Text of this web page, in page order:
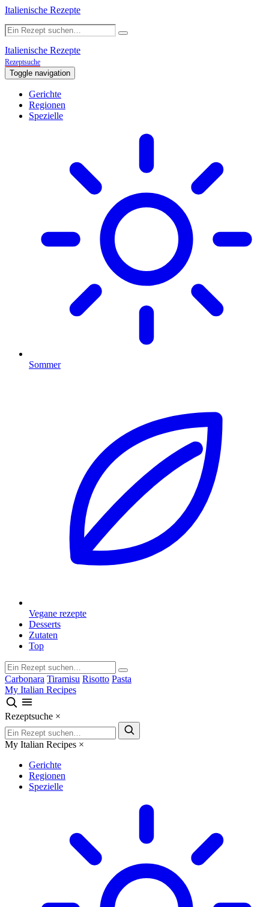
Italienische Rezepte
Italienische Rezepte
Rezeptsuche
Toggle navigation
Gerichte
Regionen
Spezielle
Sommer
Vegane rezepte
Desserts
Zutaten
Top
Carbonara Tiramisu Risotto Pasta
My Italian Recipes
Rezeptsuche ×
My Italian Recipes ×
Gerichte
Regionen
Spezielle